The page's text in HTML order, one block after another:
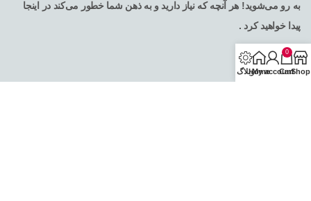
به رو می‌شوید! هر آنچه که نیاز دارید و به ذهن شما خطور می‌کند در اینجا
پیدا خواهید کرد .
Shop
0
Cart
My account
Homeوبلاگ